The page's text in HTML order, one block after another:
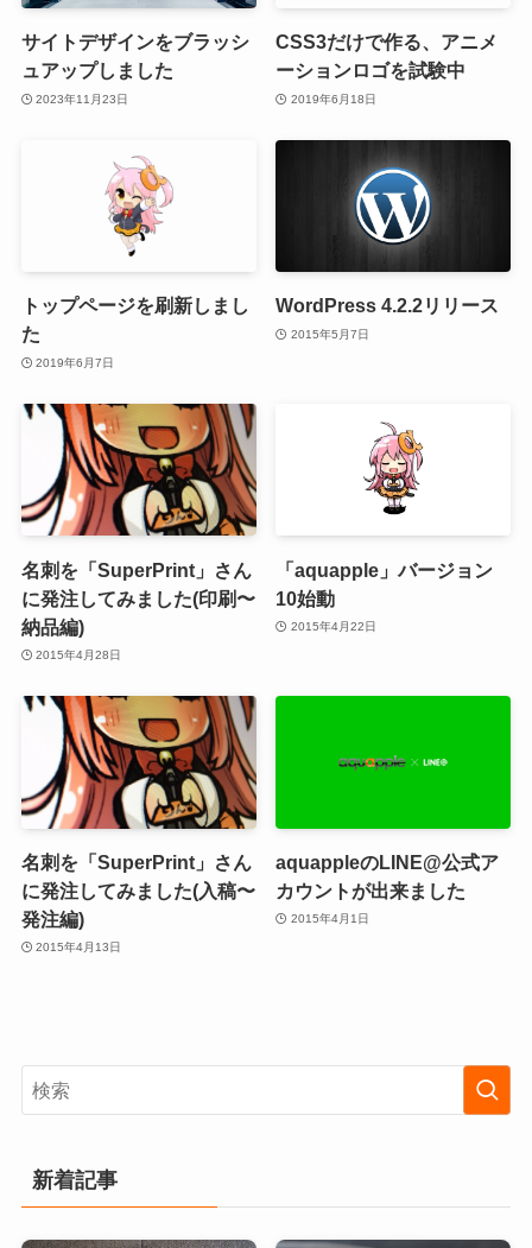
サイトデザインをブラッシ
ュアップしました
2023年11月23日
CSS3だけで作る、アニメ
ーションロゴを試験中
2019年6月18日
トップページを刷新しまし
た
2019年6月7日
WordPress 4.2.2リリース
2015年5月7日
名刺を「SuperPrint」さん
に発注してみました(印刷〜
納品編)
2015年4月28日
「aquapple」バージョン
10始動
2015年4月22日
名刺を「SuperPrint」さん
に発注してみました(入稿〜
発注編)
2015年4月13日
aquappleのLINE@公式ア
カウントが出来ました
2015年4月1日
新着記事